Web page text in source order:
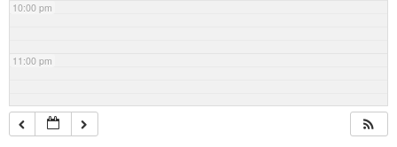
10:00 pm
11:00 pm